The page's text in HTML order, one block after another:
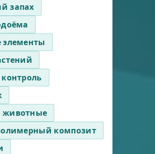
запах
элементы
композит